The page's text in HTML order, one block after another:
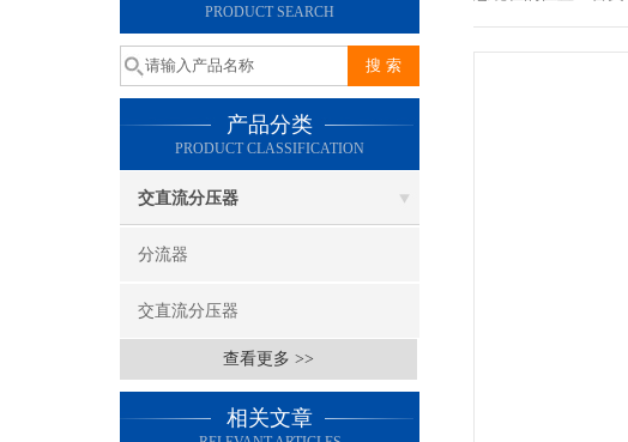
PRODUCT SEARCH
产品分类
PRODUCT CLASSIFICATION
交直流分压器
分流器
交直流分压器
查看更多 >>
相关文章